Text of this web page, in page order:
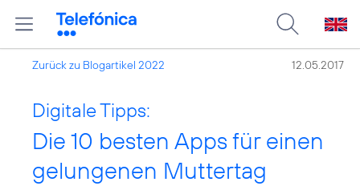
Zurück zu Blogartikel 2022 12.05.2017
Digitale Tipps:
Die 10 besten Apps für einen
gelungenen Muttertag